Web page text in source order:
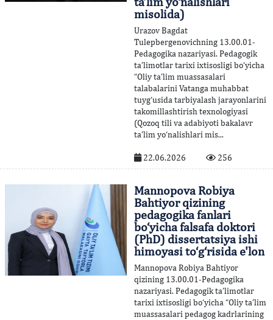
misolida)
Urazov Bagdat
Tulepbergenovichning 13.00.01-
Pedagogika nazariyasi. Pedagogik
ta’limotlar tarixi ixtisosligi bo‘yicha
“Oliy ta’lim muassasalari
talabalarini Vatanga muhabbat
tuyg‘usida tarbiyalash jarayonlarini
takomillashtirish texnologiyasi
(Qozoq tili va adabiyoti bakalavr
ta’lim yo‘nalishlari mis...
22.06.2026 256
Mannopova Robiya
Bahtiyor qizining
pedagogika fanlari
bo‘yicha falsafa doktori
(PhD) dissertatsiya ishi
himoyasi to‘g‘risida e'lon
Mannopova Robiya Bahtiyor
qizining 13.00.01-Pedagogika
nazariyasi. Pedagogik ta’limotlar
tarixi ixtisosligi bo‘yicha “Оliy ta’lim
muassasalari pedagog kadrlarining